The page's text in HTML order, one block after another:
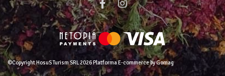
©Copyright HosuS Turism SRL 2026Platforma E-commerce by Gomag